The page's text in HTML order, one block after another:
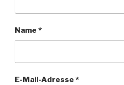
Name *
E-Mail-Adresse *